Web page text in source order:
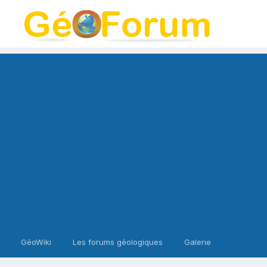
GéoWiki Les forums géologiques Galerie